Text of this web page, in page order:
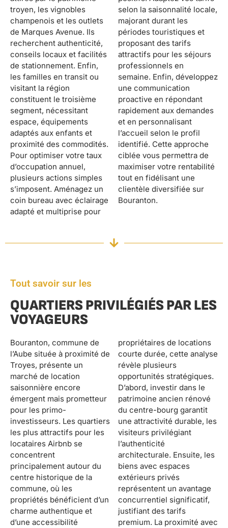
troyen, les vignobles
champenois et les outlets
de Marques Avenue. Ils
recherchent authenticité,
conseils locaux et facilités
de stationnement. Enfin,
les familles en transit ou
visitant la région
constituent le troisième
segment, nécessitant
espace, équipements
adaptés aux enfants et
proximité des commodités.
Pour optimiser votre taux
d’occupation annuel,
plusieurs actions simples
s’imposent. Aménagez un
coin bureau avec éclairage
adapté et multiprise pour
selon la saisonnalité locale,
majorant durant les
périodes touristiques et
proposant des tarifs
attractifs pour les séjours
professionnels en
semaine. Enfin, développez
une communication
proactive en répondant
rapidement aux demandes
et en personnalisant
l’accueil selon le profil
identifié. Cette approche
ciblée vous permettra de
maximiser votre rentabilité
tout en fidélisant une
clientèle diversifiée sur
Bouranton.
Tout savoir sur les
QUARTIERS PRIVILÉGIÉS PAR LES
VOYAGEURS
Bouranton, commune de
l’Aube située à proximité de
Troyes, présente un
marché de location
saisonnière encore
émergent mais prometteur
pour les primo-
investisseurs. Les quartiers
les plus attractifs pour les
locataires Airbnb se
concentrent
principalement autour du
centre historique de la
commune, où les
propriétés bénéficient d’un
charme authentique et
d’une accessibilité
propriétaires de locations
courte durée, cette analyse
révèle plusieurs
opportunités stratégiques.
D’abord, investir dans le
patrimoine ancien rénové
du centre-bourg garantit
une attractivité durable, les
visiteurs privilégiant
l’authenticité
architecturale. Ensuite, les
biens avec espaces
extérieurs privés
représentent un avantage
concurrentiel significatif,
justifiant des tarifs
premium. La proximité avec